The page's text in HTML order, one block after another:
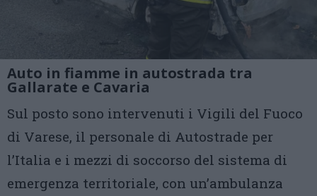
Auto in fiamme in autostrada tra
Gallarate e Cavaria
Sul posto sono intervenuti i Vigili del Fuoco
di Varese, il personale di Autostrade per
l’Italia e i mezzi di soccorso del sistema di
emergenza territoriale, con un’ambulanza